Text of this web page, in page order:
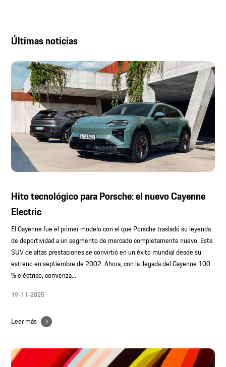
Últimas noticias
Hito tecnológico para Porsche: el nuevo Cayenne
Electric
El Cayenne fue el primer modelo con el que Porsche trasladó su leyenda
de deportividad a un segmento de mercado completamente nuevo. Este
SUV de altas prestaciones se convirtió en un éxito mundial desde su
estreno en septiembre de 2002. Ahora, con la llegada del Cayenne 100
% eléctrico, comienza...
19-11-2025
Leer más